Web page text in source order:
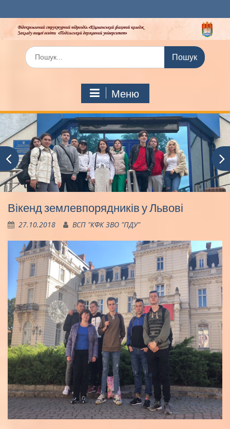
до
вмісту
Шукати:
Меню
Вікенд землевпорядників у Львові
27.10.2018 ВСП "КФК ЗВО "ПДУ"